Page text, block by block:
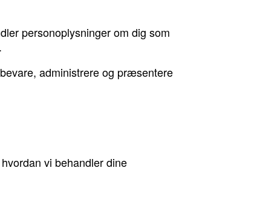
personoplysninger om dig som
administrere og præsentere
vi behandler dine